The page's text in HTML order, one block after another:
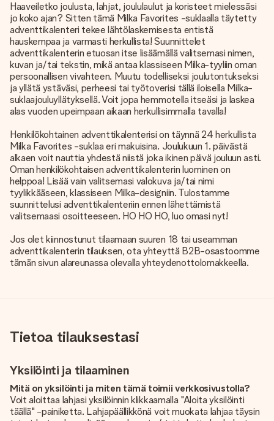
Haaveiletko joulusta, lahjat, joululaulut ja koristeet mielessäsi
jo koko ajan? Sitten tämä Milka Favorites -suklaalla täytetty
adventtikalenteri tekee lähtölaskemisesta entistä
hauskempaa ja varmasti herkullista! Suunnittelet
adventtikalenterin etuosan itse lisäämällä valitsemasi nimen,
kuvan ja/tai tekstin, mikä antaa klassiseen Milka-tyyliin oman
persoonallisen vivahteen. Muutu todelliseksi joulutontukseksi
ja yllätä ystäväsi, perheesi tai työtoverisi tällä iloisella Milka-
suklaajouluyllätyksellä. Voit jopa hemmotella itseäsi ja laskea
alas vuoden upeimpaan aikaan herkullisimmalla tavalla!
Henkilökohtainen adventtikalenterisi on täynnä 24 herkullista
Milka Favorites -suklaa eri makuisina. Joulukuun 1. päivästä
alkaen voit nauttia yhdestä niistä joka ikinen päivä jouluun asti.
Oman henkilökohtaisen adventtikalenterin luominen on
helppoa! Lisää vain valitsemasi valokuva ja/tai nimi
tyylikkääseen, klassiseen Milka-designiin. Tulostamme
suunnittelusi adventtikalenteriin ennen lähettämistä
valitsemaasi osoitteeseen. HO HO HO, luo omasi nyt!
Jos olet kiinnostunut tilaamaan suuren 18 tai useamman
adventtikalenterin tilauksen, ota yhteyttä B2B-osastoomme
tämän sivun alareunassa olevalla yhteydenottolomakkeella.
Tietoa tilauksestasi
Yksilöinti ja tilaaminen
Mitä on yksilöinti ja miten tämä toimii verkkosivustolla?
Voit aloittaa lahjasi yksilöinnin klikkaamalla "Aloita yksilöinti
täällä" -painiketta. Lahjapäällikkönä voit muokata lahjaa täysin